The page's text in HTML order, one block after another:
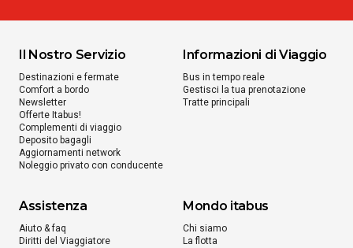
Il Nostro Servizio
Destinazioni e fermate
Comfort a bordo
Newsletter
Offerte Itabus!
Complementi di viaggio
Deposito bagagli
Aggiornamenti network
Noleggio privato con conducente
Informazioni di Viaggio
Bus in tempo reale
Gestisci la tua prenotazione
Tratte principali
Assistenza
Aiuto & faq
Diritti del Viaggiatore
Mondo itabus
Chi siamo
La flotta